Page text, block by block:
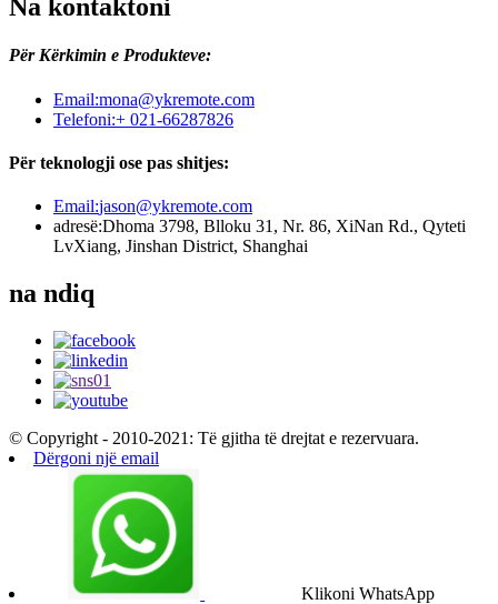
Na kontaktoni
Për Kërkimin e Produkteve:
Email:mona@ykremote.com
Telefoni:+ 021-66287826
Për teknologji ose pas shitjes:
Email:jason@ykremote.com
adresë:Dhoma 3798, Blloku 31, Nr. 86, XiNan Rd., Qyteti
LvXiang, Jinshan District, Shanghai
na ndiq
© Copyright - 2010-2021: Të gjitha të drejtat e rezervuara.
Dërgoni një email
Klikoni WhatsApp